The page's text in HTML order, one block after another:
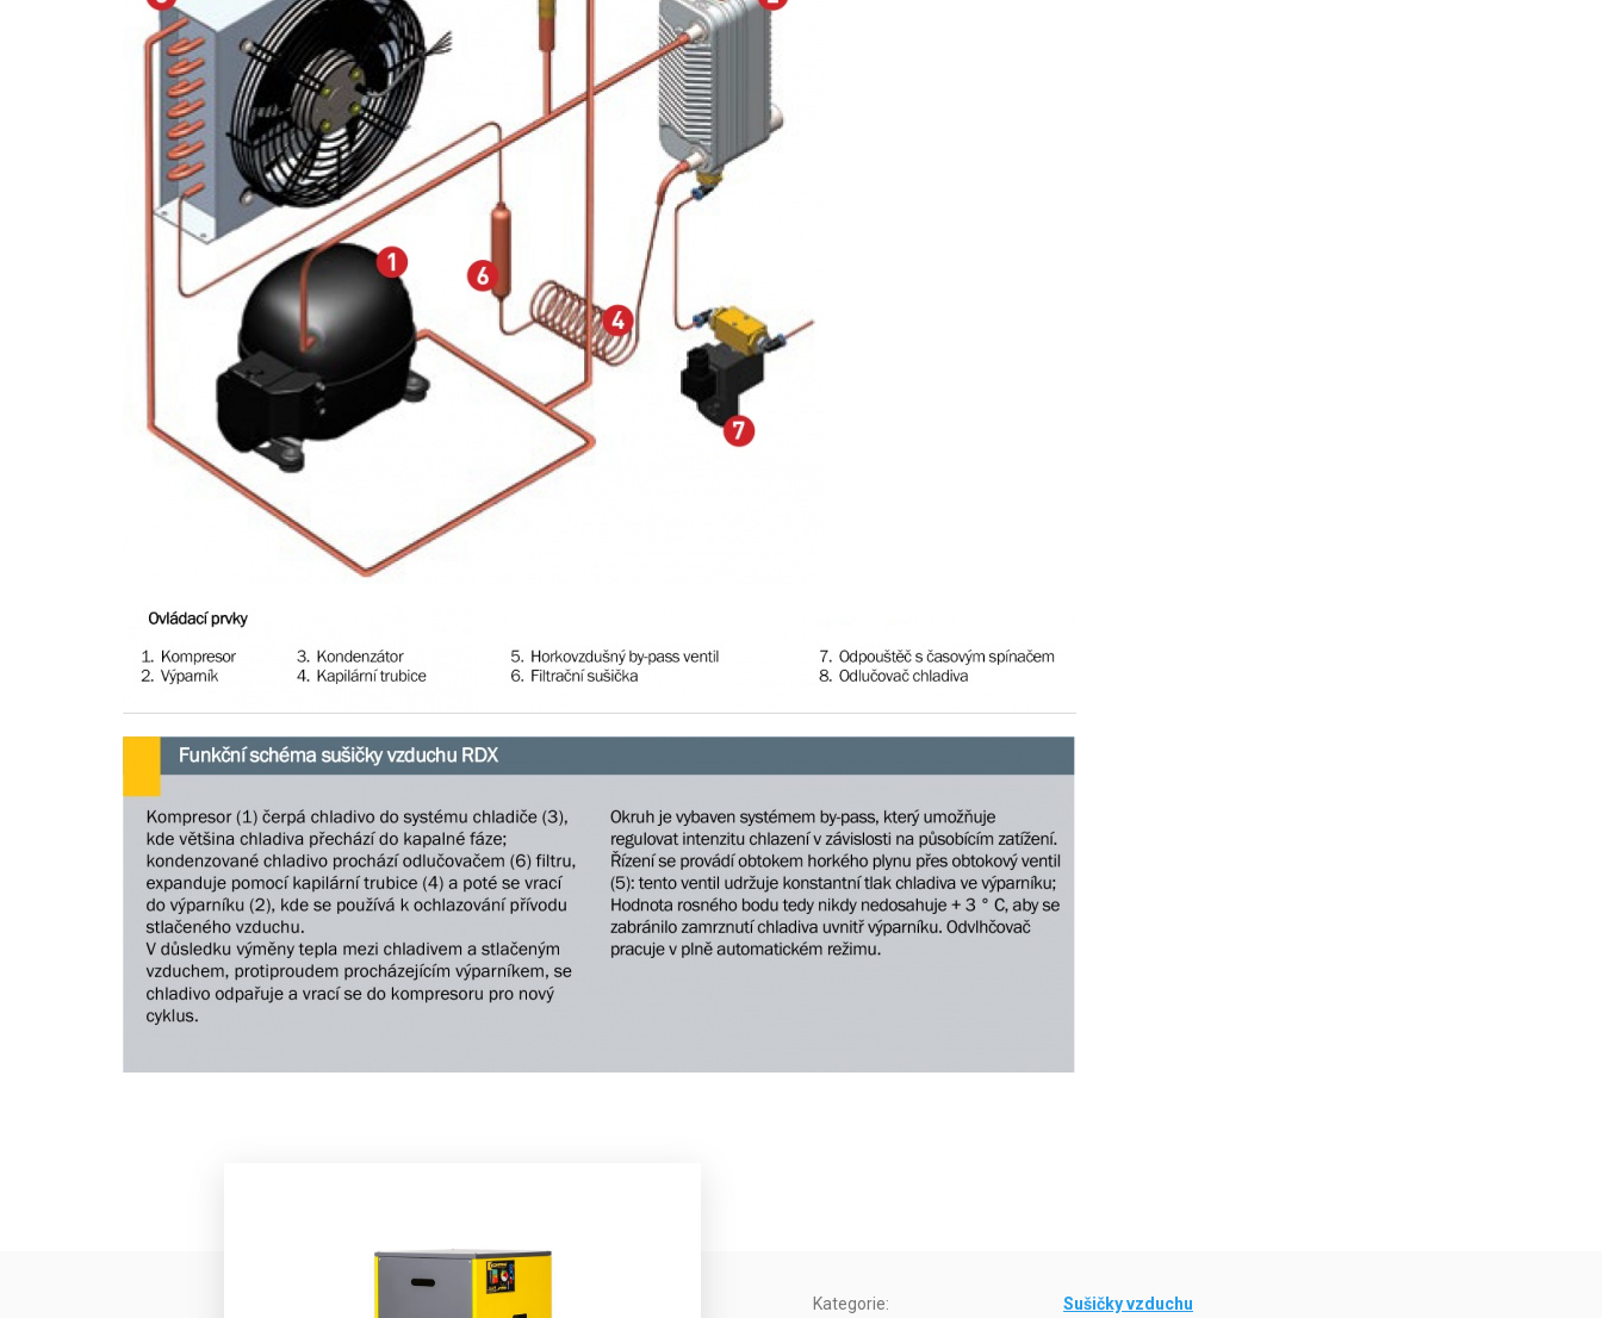
Kategorie:
Sušičky vzduchu